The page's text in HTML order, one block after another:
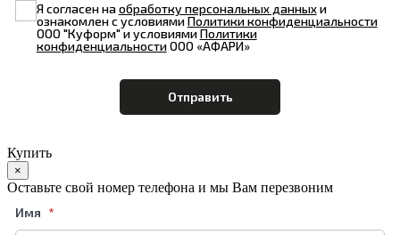
Я согласен наобработку персональных данныхи
ознакомлен с условиямиПолитики конфиденциальности
ООО "Куформ" и условиямиПолитики
конфиденциальностиООО «АФАРИ»
Купить
×
Оставьте свой номер телефона и мы Вам перезвоним
Имя